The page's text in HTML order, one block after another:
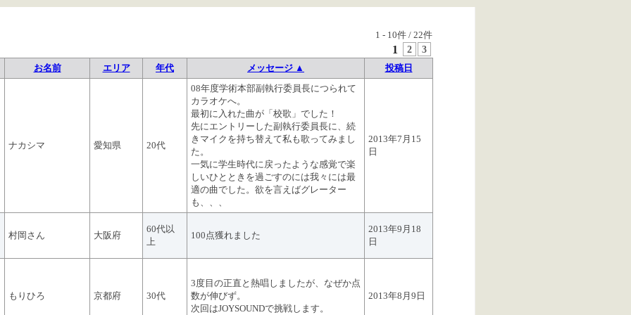
1 - 10件 / 22件
1 2 3
お名前 エリア 年代 メッセージ ▲ 投稿日
ナカシマ 愛知県 20代
08年度学術本部副執行委員長につられて
カラオケへ。
最初に入れた曲が「校歌」でした！
先にエントリーした副執行委員長に、続
きマイクを持ち替えて私も歌ってみまし
た。
一気に学生時代に戻ったような感覚で楽
しいひとときを過ごすのには我々には最
適の曲でした。欲を言えばグレーター
も、、、
2013年7月15
日
村岡さん 大阪府
60代以
上
100点獲れました
2013年9月18
日
もりひろ 京都府 30代
3度目の正直と熱唱しましたが、なぜか点
数が伸びず。
次回はJOYSOUNDで挑戦します。
2013年8月9日